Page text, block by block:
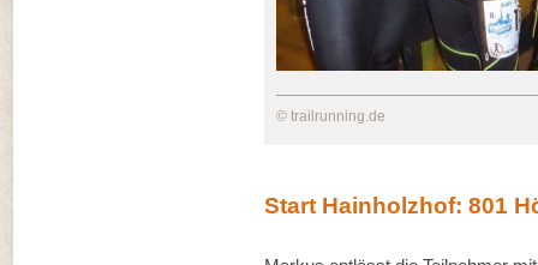
© trailrunning.de
Start Hainholzhof: 801